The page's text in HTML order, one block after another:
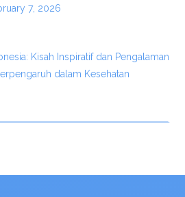
7, 2026
Kisah Inspiratif dan Pengalaman
dalam Kesehatan